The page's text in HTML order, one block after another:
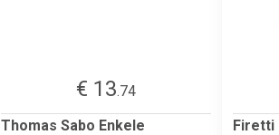
€ 13.74
Thomas Sabo Enkele
Firetti